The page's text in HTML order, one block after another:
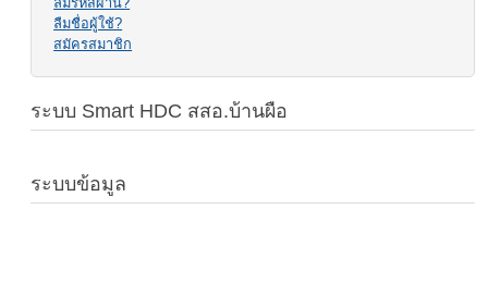
ลืมชื่อผู้ใช้?
สมัครสมาชิก
ระบบ Smart HDC สสอ.บ้านผือ
ระบบข้อมูล